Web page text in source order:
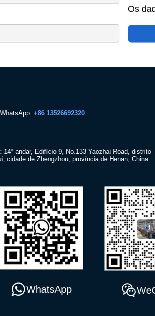
Os
+86 13526692320
14º andar, Edifício 9, No.133 Yaozhai Road, distrito
cidade de Zhengzhou, província de Henan, China
WhatsApp